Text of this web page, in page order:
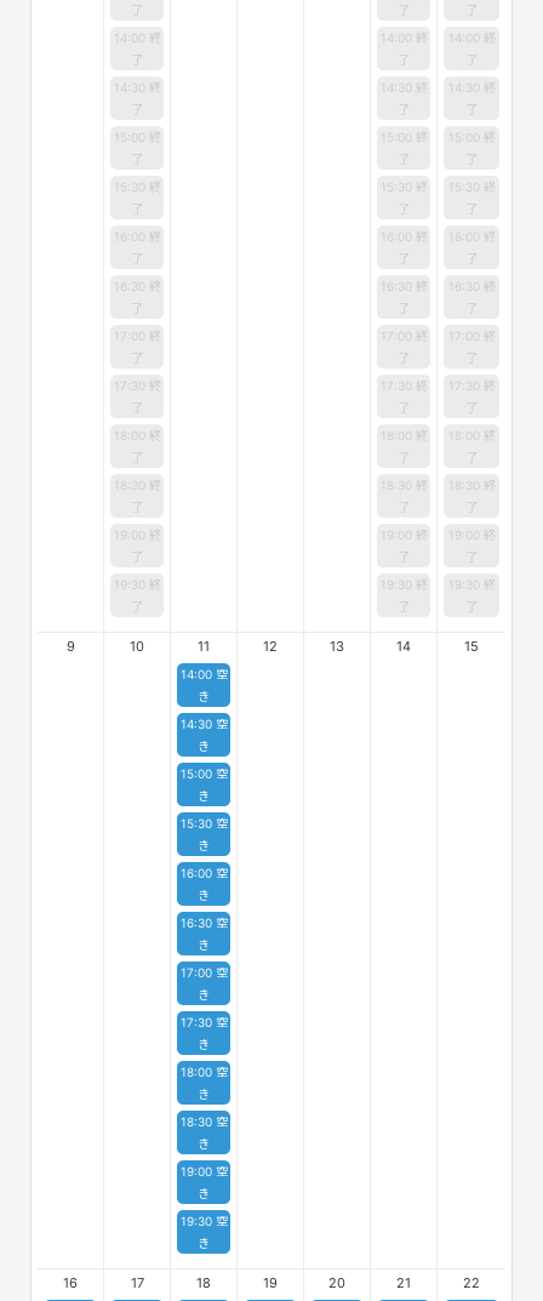
了
14:00 終
了
14:30 終
了
15:00 終
了
15:30 終
了
16:00 終
了
16:30 終
了
17:00 終
了
17:30 終
了
18:00 終
了
18:30 終
了
19:00 終
了
19:30 終
了
了
14:00 終
了
14:30 終
了
15:00 終
了
15:30 終
了
16:00 終
了
16:30 終
了
17:00 終
了
17:30 終
了
18:00 終
了
18:30 終
了
19:00 終
了
19:30 終
了
了
14:00 終
了
14:30 終
了
15:00 終
了
15:30 終
了
16:00 終
了
16:30 終
了
17:00 終
了
17:30 終
了
18:00 終
了
18:30 終
了
19:00 終
了
19:30 終
了
9 10 11
14:00 空
き
14:30 空
き
15:00 空
き
15:30 空
き
16:00 空
き
16:30 空
き
17:00 空
き
17:30 空
き
18:00 空
き
18:30 空
き
19:00 空
き
19:30 空
き
12 13 14 15
16 17 18 19 20 21 22